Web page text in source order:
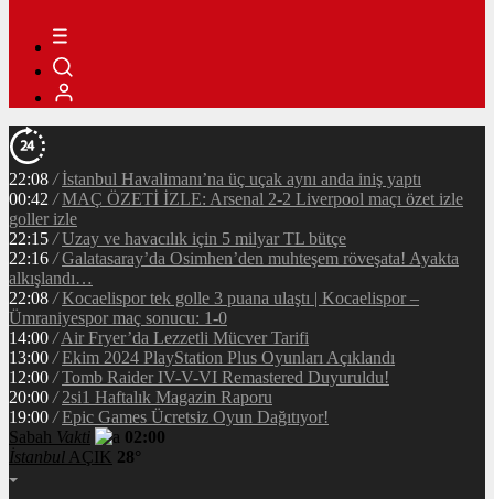
22:08 / İstanbul Havalimanı’na üç uçak aynı anda iniş yaptı
00:42 / MAÇ ÖZETİ İZLE: Arsenal 2-2 Liverpool maçı özet izle
goller izle
22:15 / Uzay ve havacılık için 5 milyar TL bütçe
22:16 / Galatasaray’da Osimhen’den muhteşem röveşata! Ayakta
alkışlandı…
22:08 / Kocaelispor tek golle 3 puana ulaştı | Kocaelispor –
Ümraniyespor maç sonucu: 1-0
14:00 / Air Fryer’da Lezzetli Mücver Tarifi
13:00 / Ekim 2024 PlayStation Plus Oyunları Açıklandı
12:00 / Tomb Raider IV-V-VI Remastered Duyuruldu!
20:00 / 2si1 Haftalık Magazin Raporu
19:00 / Epic Games Ücretsiz Oyun Dağıtıyor!
Sabah Vakti
02:00
İstanbul AÇIK 28°